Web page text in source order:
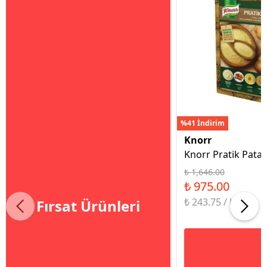
Fırsat Ürünleri
%41 İndirim
Knorr
Knorr Pratik
₺ 1,646.00
₺ 975.00
₺ 243.75 / kg